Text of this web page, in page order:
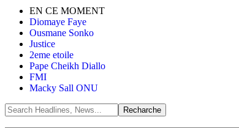
EN CE MOMENT
Diomaye Faye
Ousmane Sonko
Justice
2eme etoile
Pape Cheikh Diallo
FMI
Macky Sall ONU